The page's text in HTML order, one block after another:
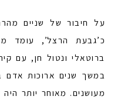
על חיבור של שניים
כ’גבעת הרצל’, עומד
ברוטאלי ונטול חן, עם
במשך שנים ארוכות אדם
מעושנים. מאוחר יותר